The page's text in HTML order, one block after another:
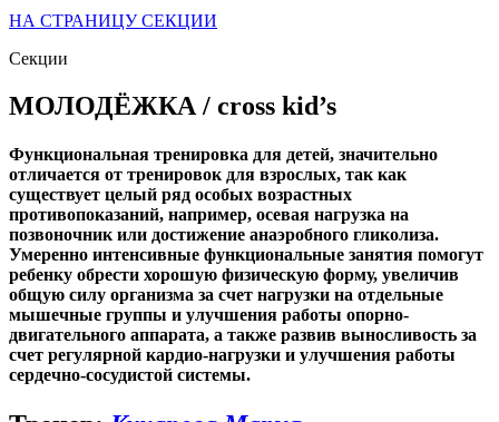
НА СТРАНИЦУ СЕКЦИИ
Секции
МОЛОДЁЖКА / cross kid’s
Функциональная тренировка для детей, значительно
отличается от тренировок для взрослых, так как
существует целый ряд особых возрастных
противопоказаний, например, осевая нагрузка на
позвоночник или достижение анаэробного гликолиза.
Умеренно интенсивные функциональные занятия помогут
ребенку обрести хорошую физическую форму, увеличив
общую силу организма за счет нагрузки на отдельные
мышечные группы и улучшения работы опорно-
двигательного аппарата, а также развив выносливость за
счет регулярной кардио-нагрузки и улучшения работы
сердечно-сосудистой системы.